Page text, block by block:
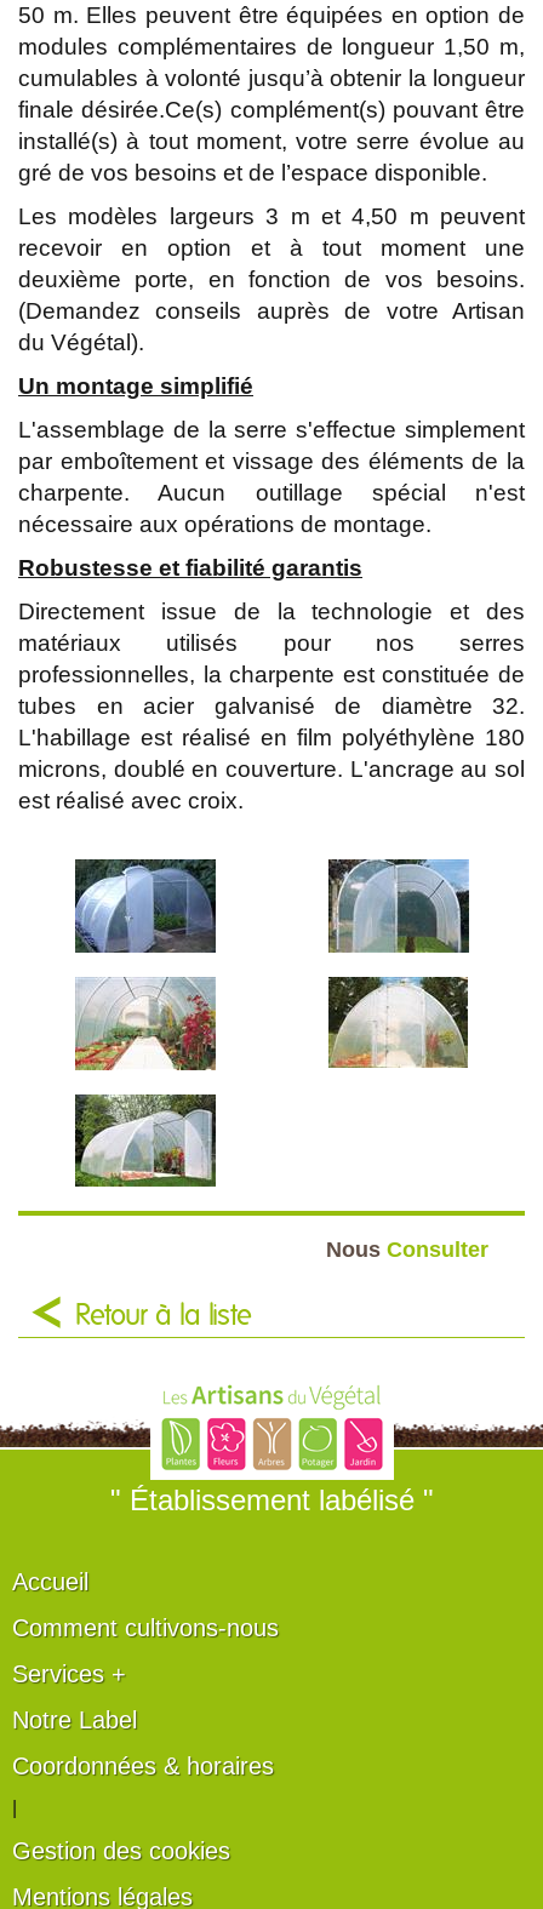
50 m. Elles peuvent être équipées en option de
modules complémentaires de longueur 1,50 m,
cumulables à volonté jusqu’à obtenir la longueur
finale désirée.Ce(s) complément(s) pouvant être
installé(s) à tout moment, votre serre évolue au
gré de vos besoins et de l’espace disponible.
Les modèles largeurs 3 m et 4,50 m peuvent
recevoir en option et à tout moment une
deuxième porte, en fonction de vos besoins.
(Demandez conseils auprès de votre Artisan
du Végétal).
Un montage simplifié
L'assemblage de la serre s'effectue simplement
par emboîtement et vissage des éléments de la
charpente. Aucun outillage spécial n'est
nécessaire aux opérations de montage.
Robustesse et fiabilité garantis
Directement issue de la technologie et des
matériaux utilisés pour nos serres
professionnelles, la charpente est constituée de
tubes en acier galvanisé de diamètre 32.
L'habillage est réalisé en film polyéthylène 180
microns, doublé en couverture. L'ancrage au sol
est réalisé avec croix.
Nous Consulter
Retour à la liste
" Établissement labélisé "
Accueil
Comment cultivons-nous
Services +
Notre Label
Coordonnées & horaires
Gestion des cookies
Mentions légales